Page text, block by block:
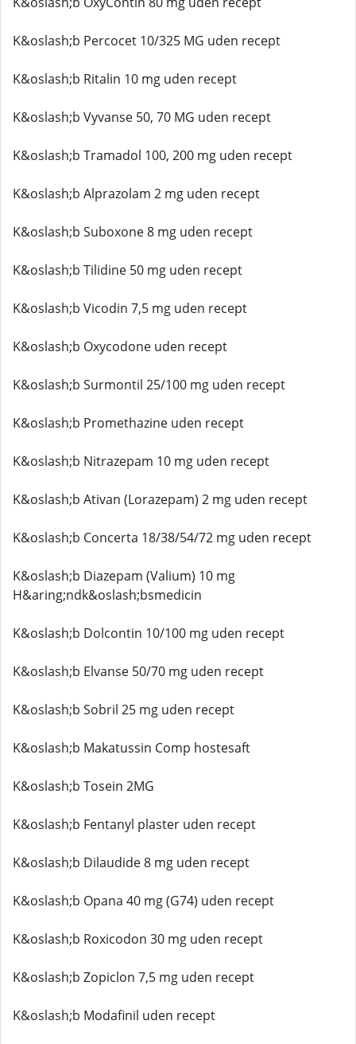
K&oslash;b Percocet 10/325 MG uden recept
K&oslash;b Ritalin 10 mg uden recept
K&oslash;b Vyvanse 50, 70 MG uden recept
K&oslash;b Tramadol 100, 200 mg uden recept
K&oslash;b Alprazolam 2 mg uden recept
K&oslash;b Suboxone 8 mg uden recept
K&oslash;b Tilidine 50 mg uden recept
K&oslash;b Vicodin 7,5 mg uden recept
K&oslash;b Oxycodone uden recept
K&oslash;b Surmontil 25/100 mg uden recept
K&oslash;b Promethazine uden recept
K&oslash;b Nitrazepam 10 mg uden recept
K&oslash;b Ativan (Lorazepam) 2 mg uden recept
K&oslash;b Concerta 18/38/54/72 mg uden recept
K&oslash;b Diazepam (Valium) 10 mg
H&aring;ndk&oslash;bsmedicin
K&oslash;b Dolcontin 10/100 mg uden recept
K&oslash;b Elvanse 50/70 mg uden recept
K&oslash;b Sobril 25 mg uden recept
K&oslash;b Makatussin Comp hostesaft
K&oslash;b Tosein 2MG
K&oslash;b Fentanyl plaster uden recept
K&oslash;b Dilaudide 8 mg uden recept
K&oslash;b Opana 40 mg (G74) uden recept
K&oslash;b Roxicodon 30 mg uden recept
K&oslash;b Zopiclon 7,5 mg uden recept
K&oslash;b Modafinil uden recept